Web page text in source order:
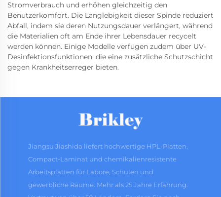
Stromverbrauch und erhöhen gleichzeitig den
Benutzerkomfort. Die Langlebigkeit dieser Spinde reduziert
Abfall, indem sie deren Nutzungsdauer verlängert, während
die Materialien oft am Ende ihrer Lebensdauer recycelt
werden können. Einige Modelle verfügen zudem über UV-
Desinfektionsfunktionen, die eine zusätzliche Schutzschicht
gegen Krankheitserreger bieten.
Jiangsu Jiashida liefert hochwertige HPL-Platten,
Compact-Laminat und chemikalienresistente
Arbeitsplatten für Labore, Schulen und
gewerbliche Räume. Mehr als 25 Jahre Erfahrung.